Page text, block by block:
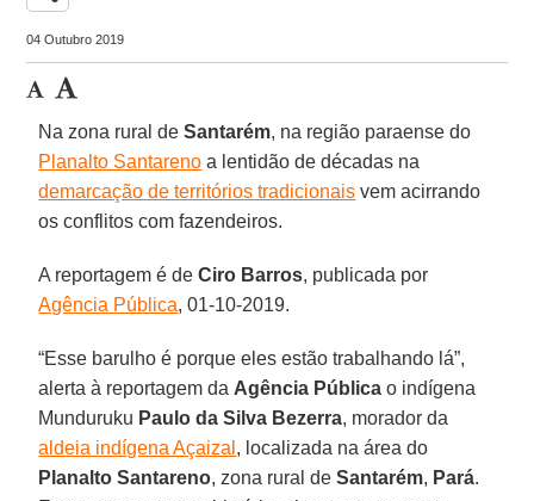
04 Outubro 2019
Na zona rural deSantarém, na região paraense do
Planalto Santareno a lentidão de décadas na
demarcação de territórios tradicionais vem acirrando
os conflitos com fazendeiros.
A reportagem é deCiro Barros, publicada por
Agência Pública, 01-10-2019.
“Esse barulho é porque eles estão trabalhando lá”,
alerta à reportagem da Agência Pública o indígena
Munduruku Paulo da Silva Bezerra, morador da
aldeia indígena Açaizal , localizada na área do
Planalto Santareno, zona rural deSantarém, Pará.